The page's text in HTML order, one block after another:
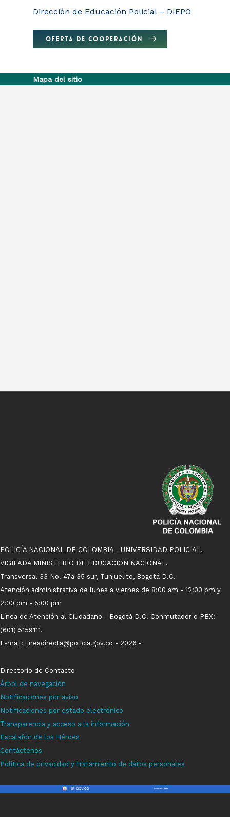
Dirección de Educación Policial – DIEPO
OFERTA DE COOPERACIÓN
Mapa del sitio
POLICÍA NACIONAL DE COLOMBIA - UNIVERSIDAD POLICIAL.
VIGILADA MINISTERIO DE EDUCACIÓN NACIONAL.
Transversal 33 No. 47a 35 sur, Tunjuelito, Bogotá D.C.
Atención administrativa de lunes a viernes de 8:00 am - 12:00 pm y
2:00 pm - 5:00 pm
Línea de Atención al Ciudadano - Bogotá D.C. Conmutador o PBX:
(601) 5159111.
E-mail: lineadirecta@policia.gov.co - 2026 -
Directorio de Contacto
Árbol de navegación
Notificaciones por aviso
Notificaciones por estado electrónico
Transparencia y acceso a la información
Escalafón de los Héroes
Contáctenos
Política de privacidad y tratamiento de datos personales